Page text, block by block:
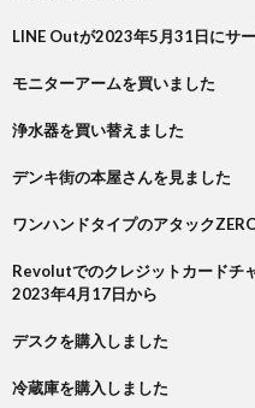
LINE Outが2023年5月31日にサ
モニターアームを買いました
浄水器を買い替えました
デンキ街の本屋さんを見ました
ワンハンドタイプのアタック
Revolutでのクレジットカードチ
2023年4月17日から
デスクを購入しました
冷蔵庫を購入しました